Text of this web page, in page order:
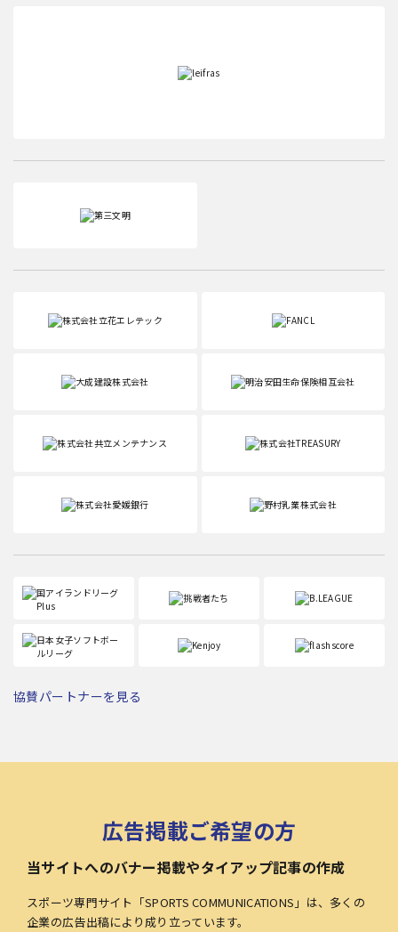
協賛パートナーを見る
広告掲載ご希望の方
当サイトへのバナー掲載やタイアップ記事の作成
スポーツ専門サイト「SPORTS COMMUNICATIONS」は、多くの
企業の広告出稿により成り立っています。